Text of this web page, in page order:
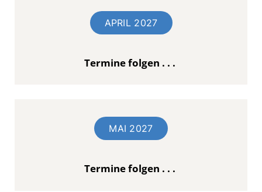
APRIL 2027
Termine folgen . . .
MAI 2027
Termine folgen . . .